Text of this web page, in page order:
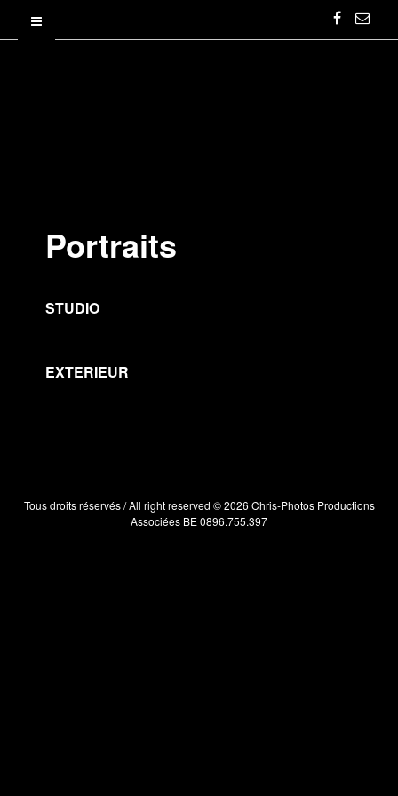
Portraits
STUDIO
EXTERIEUR
Tous droits réservés / All right reserved © 2026 Chris-Photos Productions
Associées BE 0896.755.397